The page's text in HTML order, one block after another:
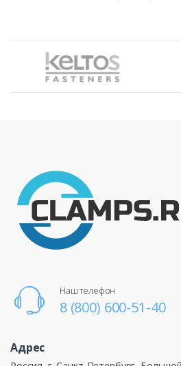
Наш телефон
8 (800) 600-51-40
Адрес